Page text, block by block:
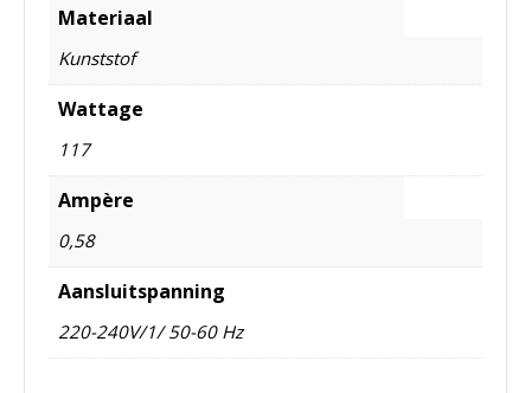
Materiaal
Kunststof
Wattage
117
Ampère
0,58
Aansluitspanning
220-240V/1/ 50-60 Hz